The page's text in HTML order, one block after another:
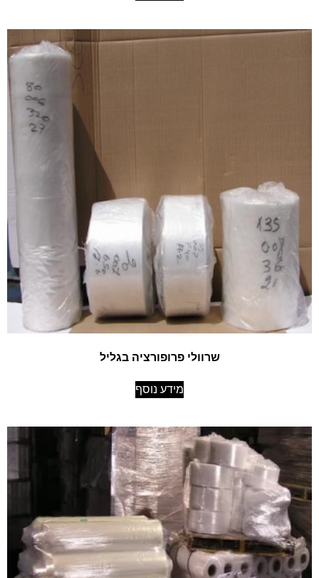
שרוולי פרופורציה בגליל
מידע נוסף